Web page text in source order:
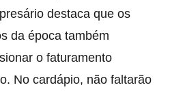
destaca que os
da época também
o faturamento
No cardápio, não faltarão